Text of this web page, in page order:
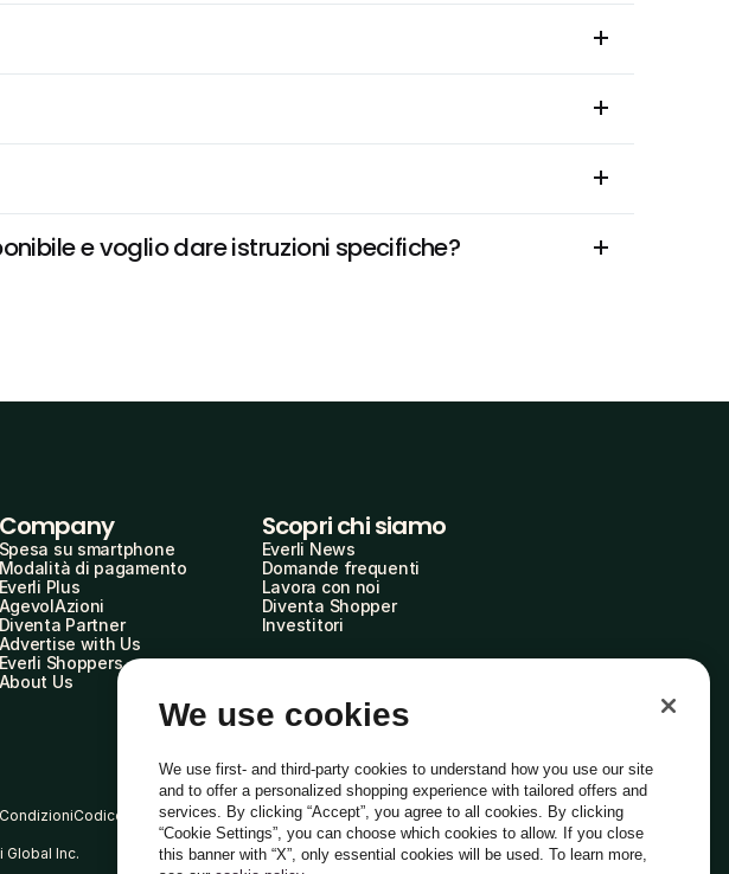
e voglio dare istruzioni specifiche?
Company
Spesa su smartphone
Modalità di pagamento
Everli Plus
AgevolAzioni
Diventa Partner
Advertise with Us
Everli Shoppers
About Us
Scopri chi siamo
Everli News
Domande frequenti
Lavora con noi
Diventa Shopper
Investitori
Codice Etico
Inc. Italiano
We use cookies
We use first- and third-party cookies to understand how you use our site
and to offer a personalized shopping experience with tailored offers and
services. By clicking “Accept”, you agree to all cookies. By clicking
“Cookie Settings”, you can choose which cookies to allow. If you close
this banner with “X”, only essential cookies will be used. To learn more,